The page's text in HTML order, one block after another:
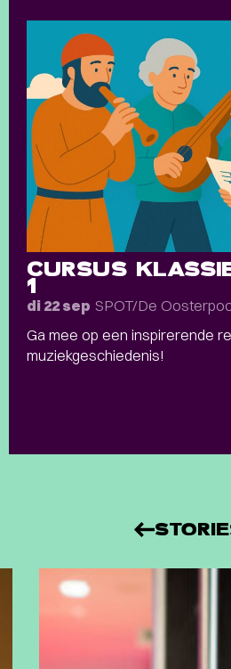
CURSUS
1
di 22 sep SPOT/De
Ga mee op een inspirerende
muziekgeschiedenis!